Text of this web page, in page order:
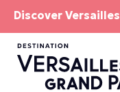
Discover